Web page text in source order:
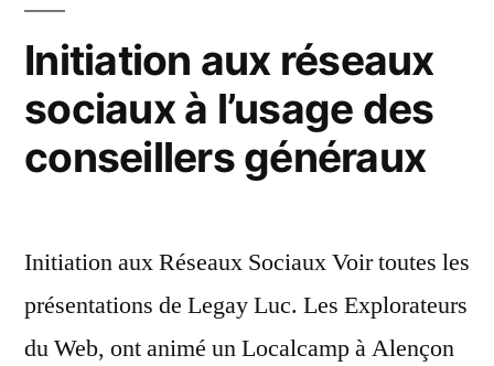
Initiation aux réseaux
sociaux à l’usage des
conseillers généraux
Initiation aux Réseaux Sociaux Voir toutes les
présentations de Legay Luc. Les Explorateurs
du Web, ont animé un Localcamp à Alençon